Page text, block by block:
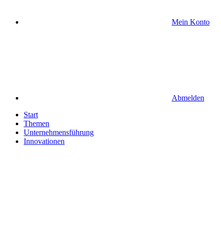
Mein Konto
Abmelden
Start
Themen
Unternehmensführung
Innovationen